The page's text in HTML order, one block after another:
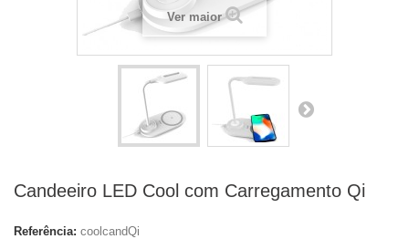
Ver maior
Candeeiro LED Cool com Carregamento Qi
Referência: coolcandQi